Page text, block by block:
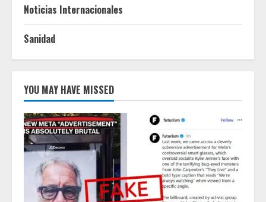
Noticias Internacionales
Sanidad
YOU MAY HAVE MISSED